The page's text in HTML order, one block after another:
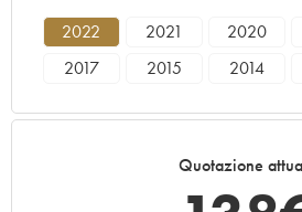
2022 2021 2020
2017
2015 2014
Quotazione